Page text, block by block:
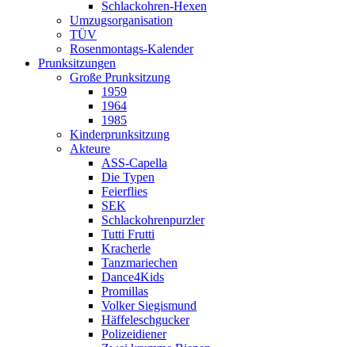
Schlackohren-Hexen
Umzugsorganisation
TÜV
Rosenmontags-Kalender
Prunksitzungen
Große Prunksitzung
1959
1964
1985
Kinderprunksitzung
Akteure
ASS-Capella
Die Typen
Feierflies
SEK
Schlackohrenpurzler
Tutti Frutti
Kracherle
Tanzmariechen
Dance4Kids
Promillas
Volker Siegismund
Häffeleschgucker
Polizeidiener